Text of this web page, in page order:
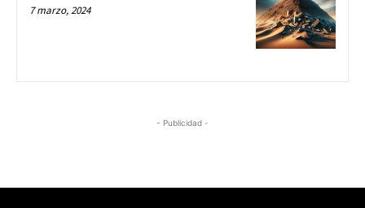
7 marzo, 2024
- Publicidad -